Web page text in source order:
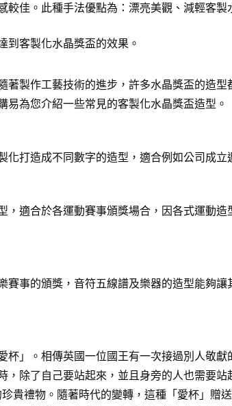
佳。此種手法優點為：漂亮美觀、減輕客製
到客製化水晶獎盃的效果。
製作工藝技術的進步，許多水晶獎盃的造
為您介紹一些常見的客製化水晶獎盃造型。
打造成不同數字的造型，適合例如公司成
適合於各運動賽事頒獎場合，因各式運動
事的頒獎，音符五線譜及樂器的造型能夠
」。相傳英國一位國王有一次接過別人敬
除了自己要站起來，並且身旁的人也需要
禮物。隨著時代的變轉，這種「愛杯」贈